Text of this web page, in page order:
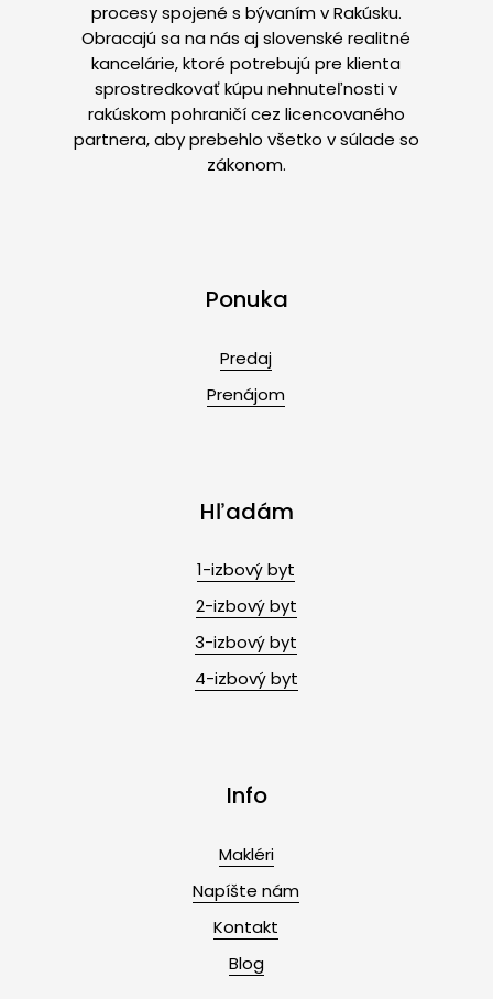
procesy spojené s bývaním v Rakúsku.
Obracajú sa na nás aj slovenské realitné
kancelárie, ktoré potrebujú pre klienta
sprostredkovať kúpu nehnuteľnosti v
rakúskom pohraničí cez licencovaného
partnera, aby prebehlo všetko v súlade so
zákonom.
Ponuka
Predaj
Prenájom
Hľadám
1-izbový byt
2-izbový byt
3-izbový byt
4-izbový byt
Info
Makléri
Napíšte nám
Kontakt
Blog